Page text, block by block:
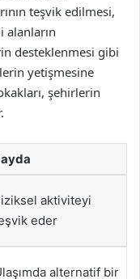
teşvik edilmesi,
alanların
desteklenmesi gibi
yetişmesine
şehirlerin
aktiviteyi
eder
alternatif bir